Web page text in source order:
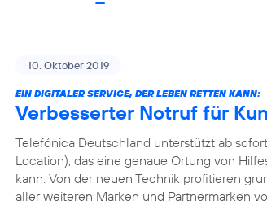
10. Oktober 2019
EIN DIGITALER SERVICE, DER LEBEN RETTEN KANN:
Verbesserter Notruf für
Telefónica Deutschland unterstützt ab
Location), das eine genaue Ortung von
kann. Von der neuen Technik profitieren
aller weiteren Marken und Partnermarken